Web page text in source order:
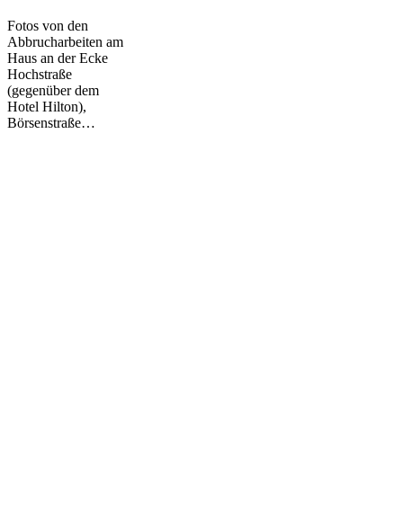
Fotos von den
Abbrucharbeiten am
Haus an der Ecke
Hochstraße
(gegenüber dem
Hotel Hilton),
Börsenstraße…